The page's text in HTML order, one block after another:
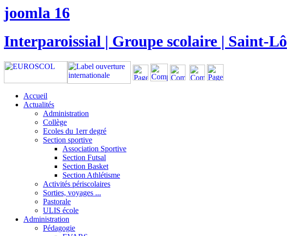
joomla 16
Interparoissial | Groupe scolaire | Saint-Lô
Accueil
Actualités
Administration
Collège
Ecoles du 1err degré
Section sportive
Association Sportive
Section Futsal
Section Basket
Section Athlétisme
Activités périscolaires
Sorties, voyages ...
Pastorale
ULIS école
Administration
Pédagogie